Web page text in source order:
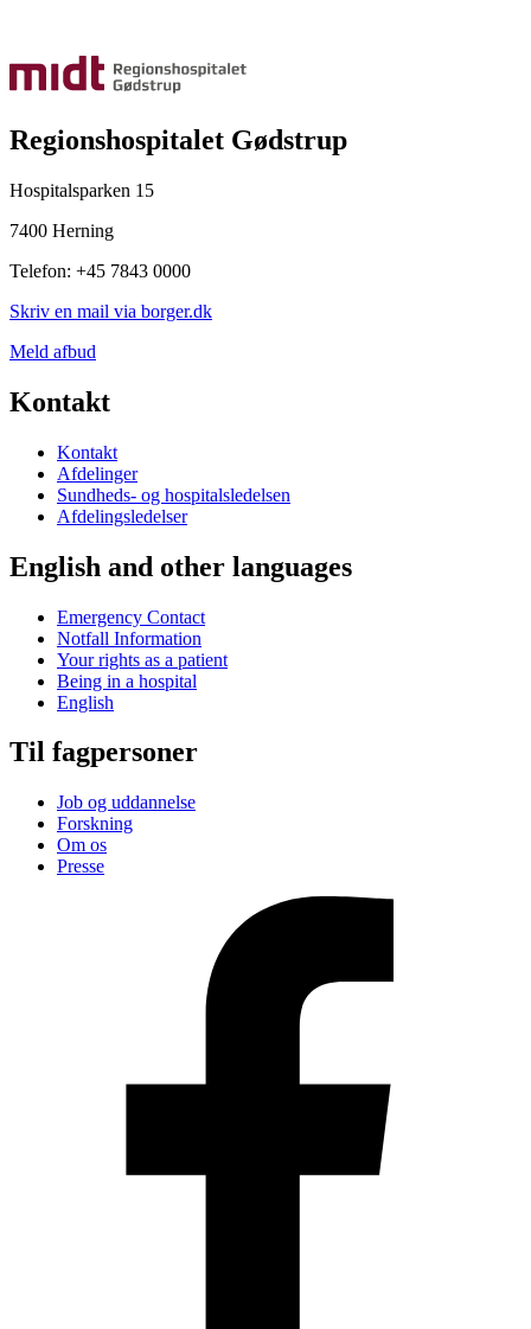
Regionshospitalet Gødstrup
Hospitalsparken 15
7400 Herning
Telefon: +45 7843 0000
Skriv en mail via borger.dk
Meld afbud
Kontakt
Kontakt
Afdelinger
Sundheds- og hospitalsledelsen
Afdelingsledelser
English and other languages
Emergency Contact
Notfall Information
Your rights as a patient
Being in a hospital
English
Til fagpersoner
Job og uddannelse
Forskning
Om os
Presse